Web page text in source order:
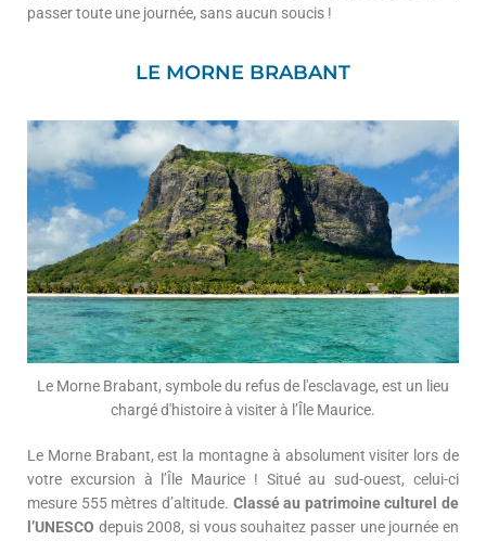
passer toute une journée, sans aucun soucis !
LE MORNE BRABANT
Le Morne Brabant, symbole du refus de l'esclavage, est un lieu
chargé d'histoire à visiter à l’Île Maurice.
Le Morne Brabant, est la montagne à absolument visiter lors de
votre excursion à l’Île Maurice ! Situé au sud-ouest, celui-ci
mesure 555 mètres d’altitude. Classé au patrimoine culturel de
l’UNESCO depuis 2008, si vous souhaitez passer une journée en